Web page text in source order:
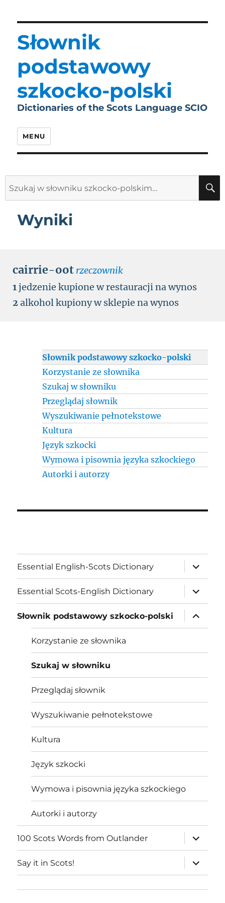
Słownik
podstawowy
szkocko-polski
Dictionaries of the Scots Language SCIO
MENU
Wyniki
cairrie-oot rzeczownik
1jedzenie kupione w restauracji na wynos
2alkohol kupiony w sklepie na wynos
Słownik podstawowy szkocko-polski
Korzystanie ze słownika
Szukaj w słowniku
Przeglądaj słownik
Wyszukiwanie pełnotekstowe
Kultura
Język szkocki
Wymowa i pisownia języka szkockiego
Autorki i autorzy
Essential English-Scots Dictionary
expand
child
menu
Essential Scots-English Dictionary
expand
child
menu
Słownik podstawowy szkocko-polski
expand
child
menu
Korzystanie ze słownika
Szukaj w słowniku
Przeglądaj słownik
Wyszukiwanie pełnotekstowe
Kultura
Język szkocki
Wymowa i pisownia języka szkockiego
Autorki i autorzy
100 Scots Words from Outlander
expand
child
menu
Say it in Scots!
expand
child
menu